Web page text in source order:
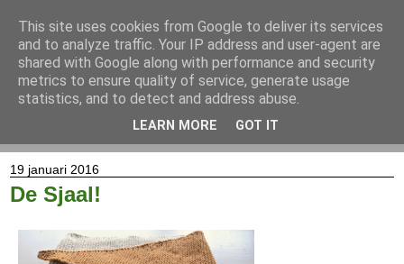
19 januari 2016
De Sjaal!
This site uses cookies from Google to deliver its services
and to analyze traffic. Your IP address and user-agent are
shared with Google along with performance and security
metrics to ensure quality of service, generate usage
statistics, and to detect and address abuse.
LEARN MORE GOT IT